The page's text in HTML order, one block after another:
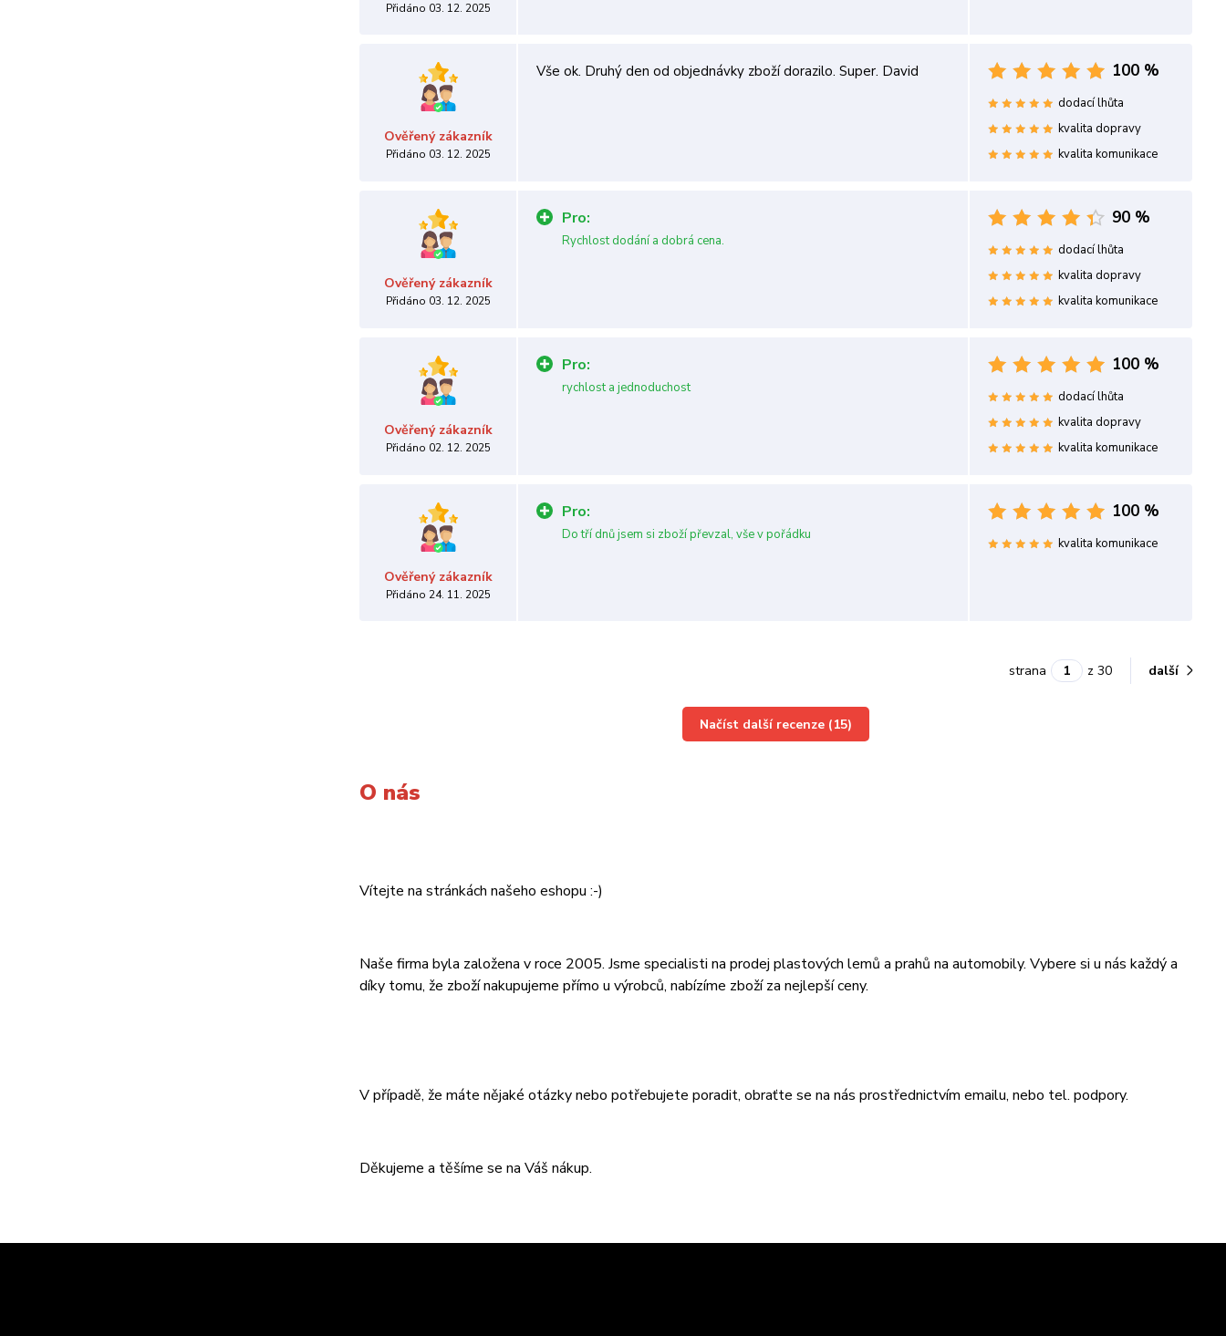
Přidáno 03. 12. 2025
Ověřený zákazník
Přidáno 03. 12. 2025
Vše ok. Druhý den od objednávky zboží dorazilo. Super. David 100 %
dodací lhůta
kvalita dopravy
kvalita komunikace
Ověřený zákazník
Přidáno 03. 12. 2025
Pro:
Rychlost dodání a dobrá cena.
90 %
dodací lhůta
kvalita dopravy
kvalita komunikace
Ověřený zákazník
Přidáno 02. 12. 2025
Pro:
rychlost a jednoduchost
100 %
dodací lhůta
kvalita dopravy
kvalita komunikace
Ověřený zákazník
Přidáno 24. 11. 2025
Pro:
Do tří dnů jsem si zboží převzal, vše v pořádku
100 %
kvalita komunikace
Načíst další recenze (15)
strana z 30 další
O nás
Vítejte na stránkách našeho eshopu :-)
Naše firma byla založena v roce 2005. Jsme specialisti na prodej plastových lemů a prahů na automobily. Vybere si u nás každý a
díky tomu, že zboží nakupujeme přímo u výrobců, nabízíme zboží za nejlepší ceny.
V případě, že máte nějaké otázky nebo potřebujete poradit, obraťte se na nás prostřednictvím emailu, nebo tel. podpory.
Děkujeme a těšíme se na Váš nákup.